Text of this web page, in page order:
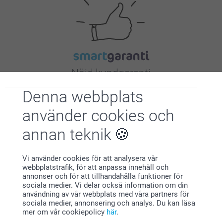
Denna webbplats
använder cookies och
annan teknik
Vi använder cookies för att analysera vår
webbplatstrafik, för att anpassa innehåll och
annonser och för att tillhandahålla funktioner för
sociala medier. Vi delar också information om din
användning av vår webbplats med våra partners för
sociala medier, annonsering och analys. Du kan läsa
mer om vår cookiepolicy här.
Nöjd kundgaranti
Bonus på alla dina köp